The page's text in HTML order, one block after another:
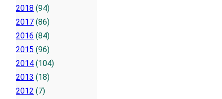
2018 (94)
2017 (86)
2016 (84)
2015 (96)
2014 (104)
2013 (18)
2012 (7)